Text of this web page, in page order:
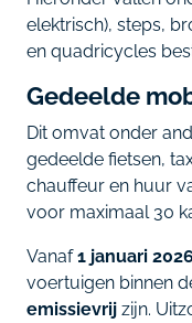
elektrisch), steps,
en quadricycles
Gedeelde
Dit omvat onder
gedeelde fietsen,
chauffeur en huur
voor maximaal 30
Vanaf1 januari 2026
voertuigen binnen
emissievrij zijn.